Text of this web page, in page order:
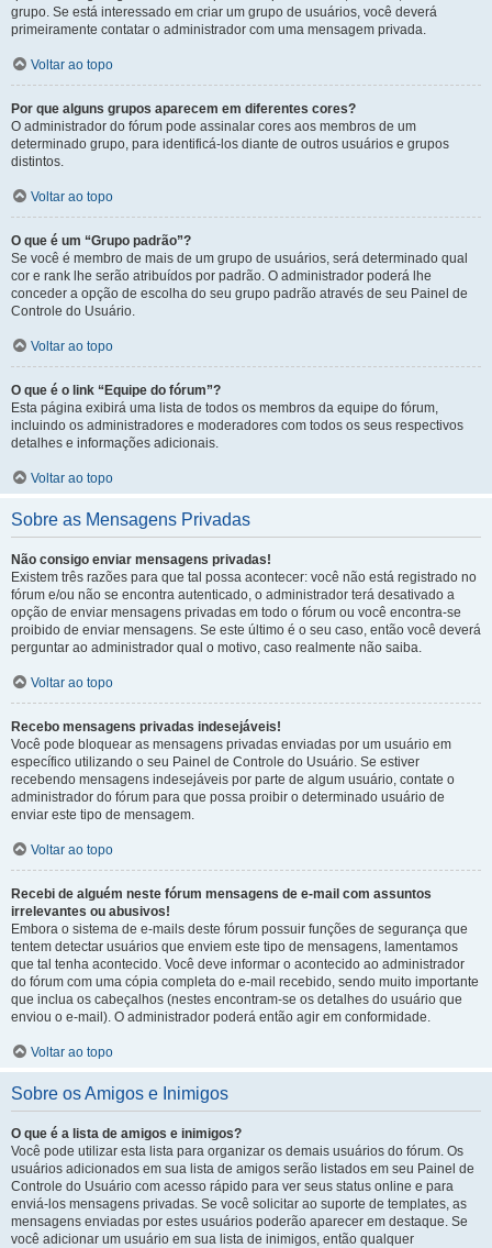
grupo. Se está interessado em criar um grupo de usuários, você deverá
primeiramente contatar o administrador com uma mensagem privada.
Voltar ao topo
Por que alguns grupos aparecem em diferentes cores?
O administrador do fórum pode assinalar cores aos membros de um
determinado grupo, para identificá-los diante de outros usuários e grupos
distintos.
Voltar ao topo
O que é um “Grupo padrão”?
Se você é membro de mais de um grupo de usuários, será determinado qual
cor e rank lhe serão atribuídos por padrão. O administrador poderá lhe
conceder a opção de escolha do seu grupo padrão através de seu Painel de
Controle do Usuário.
Voltar ao topo
O que é o link “Equipe do fórum”?
Esta página exibirá uma lista de todos os membros da equipe do fórum,
incluindo os administradores e moderadores com todos os seus respectivos
detalhes e informações adicionais.
Voltar ao topo
Sobre as Mensagens Privadas
Não consigo enviar mensagens privadas!
Existem três razões para que tal possa acontecer: você não está registrado no
fórum e/ou não se encontra autenticado, o administrador terá desativado a
opção de enviar mensagens privadas em todo o fórum ou você encontra-se
proibido de enviar mensagens. Se este último é o seu caso, então você deverá
perguntar ao administrador qual o motivo, caso realmente não saiba.
Voltar ao topo
Recebo mensagens privadas indesejáveis!
Você pode bloquear as mensagens privadas enviadas por um usuário em
específico utilizando o seu Painel de Controle do Usuário. Se estiver
recebendo mensagens indesejáveis por parte de algum usuário, contate o
administrador do fórum para que possa proibir o determinado usuário de
enviar este tipo de mensagem.
Voltar ao topo
Recebi de alguém neste fórum mensagens de e-mail com assuntos
irrelevantes ou abusivos!
Embora o sistema de e-mails deste fórum possuir funções de segurança que
tentem detectar usuários que enviem este tipo de mensagens, lamentamos
que tal tenha acontecido. Você deve informar o acontecido ao administrador
do fórum com uma cópia completa do e-mail recebido, sendo muito importante
que inclua os cabeçalhos (nestes encontram-se os detalhes do usuário que
enviou o e-mail). O administrador poderá então agir em conformidade.
Voltar ao topo
Sobre os Amigos e Inimigos
O que é a lista de amigos e inimigos?
Você pode utilizar esta lista para organizar os demais usuários do fórum. Os
usuários adicionados em sua lista de amigos serão listados em seu Painel de
Controle do Usuário com acesso rápido para ver seus status online e para
enviá-los mensagens privadas. Se você solicitar ao suporte de templates, as
mensagens enviadas por estes usuários poderão aparecer em destaque. Se
você adicionar um usuário em sua lista de inimigos, então qualquer